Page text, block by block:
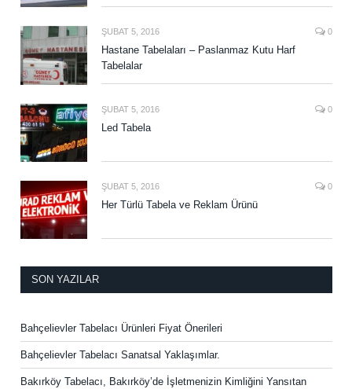
ŞUBAT 5, 2016 0
Hastane Tabelaları – Paslanmaz Kutu Harf
Tabelalar
ŞUBAT 5, 2016 0
Led Tabela
ŞUBAT 5, 2016 0
Her Türlü Tabela ve Reklam Ürünü
SON YAZILAR
Bahçelievler Tabelacı Ürünleri Fiyat Önerileri
Bahçelievler Tabelacı Sanatsal Yaklaşımlar.
Bakırköy Tabelacı, Bakırköy’de İşletmenizin Kimliğini Yansıtan